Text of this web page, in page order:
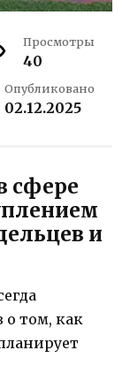
Просмотры
40
Опубликовано
02.12.2025
сфере
и
о том, как